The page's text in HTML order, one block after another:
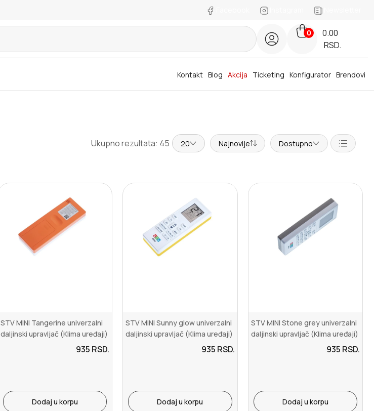
Instagram Newsletter
0
0.00
RSD.
Brendovi
Blog Akcija
Kontakt Ticketing Konfigurator
Ukupno rezultata: 45 20 Najnovije Dostupno
STV MINI Tangerine univerzalni
daljinski upravljač (Klima uređaji)
935 RSD.
Dodaj u korpu
STV MINI Sunny glow univerzalni
daljinski upravljač (Klima uređaji)
935 RSD.
Dodaj u korpu
STV MINI Stone grey univerzalni
daljinski upravljač (Klima uređaji)
935 RSD.
Dodaj u korpu